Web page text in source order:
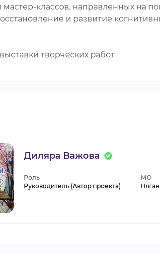
мастер-классов, направленных на
и развитие
творческих работ
Диляра Важова
Роль
Руководитель (Автор проекта)
МО